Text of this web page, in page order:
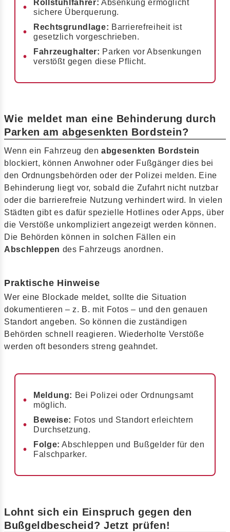
Rollstuhlfahrer: Absenkung ermöglicht
sichere Überquerung.
Rechtsgrundlage: Barrierefreiheit ist
gesetzlich vorgeschrieben.
Fahrzeughalter: Parken vor Absenkungen
verstößt gegen diese Pflicht.
Wie meldet man eine Behinderung durch
Parken am abgesenkten Bordstein?
Wenn ein Fahrzeug denabgesenkten Bordstein
blockiert, können Anwohner oder Fußgänger dies bei
den Ordnungsbehörden oder der Polizei melden. Eine
Behinderung liegt vor, sobald die Zufahrt nicht nutzbar
oder die barrierefreie Nutzung verhindert wird. In vielen
Städten gibt es dafür spezielle Hotlines oder Apps, über
die Verstöße unkompliziert angezeigt werden können.
Die Behörden können in solchen Fällen ein
Abschleppen des Fahrzeugs anordnen.
Praktische Hinweise
Wer eine Blockade meldet, sollte die Situation
dokumentieren – z. B. mit Fotos – und den genauen
Standort angeben. So können die zuständigen
Behörden schnell reagieren. Wiederholte Verstöße
werden oft besonders streng geahndet.
Meldung: Bei Polizei oder Ordnungsamt
möglich.
Beweise: Fotos und Standort erleichtern
Durchsetzung.
Folge: Abschleppen und Bußgelder für den
Falschparker.
Lohnt sich ein Einspruch gegen den
Bußgeldbescheid? Jetzt prüfen!